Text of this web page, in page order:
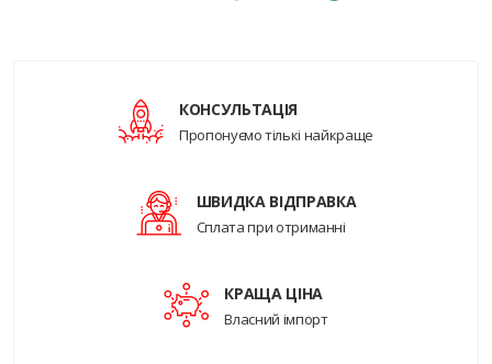
КОНСУЛЬТАЦІЯ
Пропонуємо тількі найкраще
ШВИДКА ВІДПРАВКА
Сплата при отриманні
КРАЩА ЦІНА
Власний імпорт